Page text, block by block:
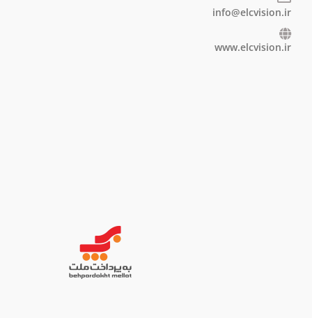
info@elcvision.ir
www.elcvision.ir